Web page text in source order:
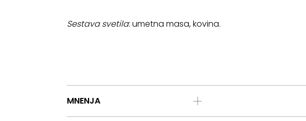
Sestava svetila: umetna masa, kovina.
MNENJA